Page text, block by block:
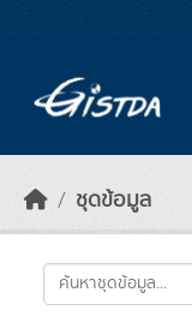
ชุดข้อมูล